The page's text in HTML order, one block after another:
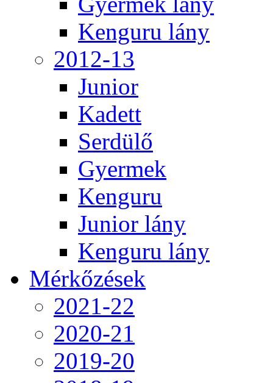
Kenguru lány
2012-13
Junior
Kadett
Serdülő
Gyermek
Kenguru
Junior lány
Kenguru lány
Mérkőzések
2021-22
2020-21
2019-20